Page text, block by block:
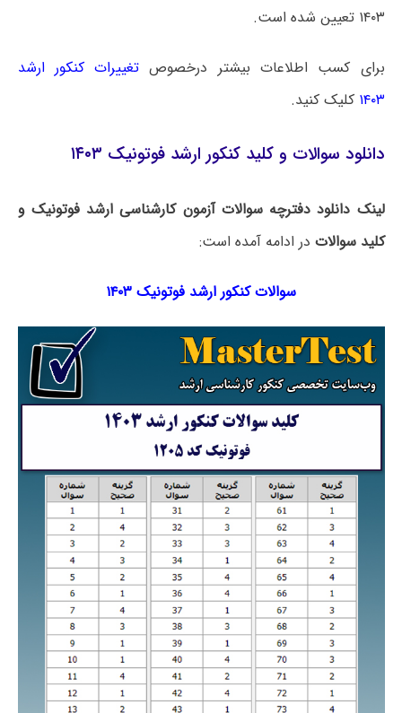
۱۴۰۳ تعیین شده است.
برای کسب اطلاعات بیشتر درخصوص تغییرات کنکور ارشد
۱۴۰۳ کلیک کنید.
دانلود سوالات و کلید کنکور ارشد فوتونیک ۱۴۰۳
لینک دانلود دفترچه سوالات آزمون کارشناسی ارشد فوتونیک و
کلید سوالات در ادامه آمده است:
سوالات کنکور ارشد فوتونیک ۱۴۰۳